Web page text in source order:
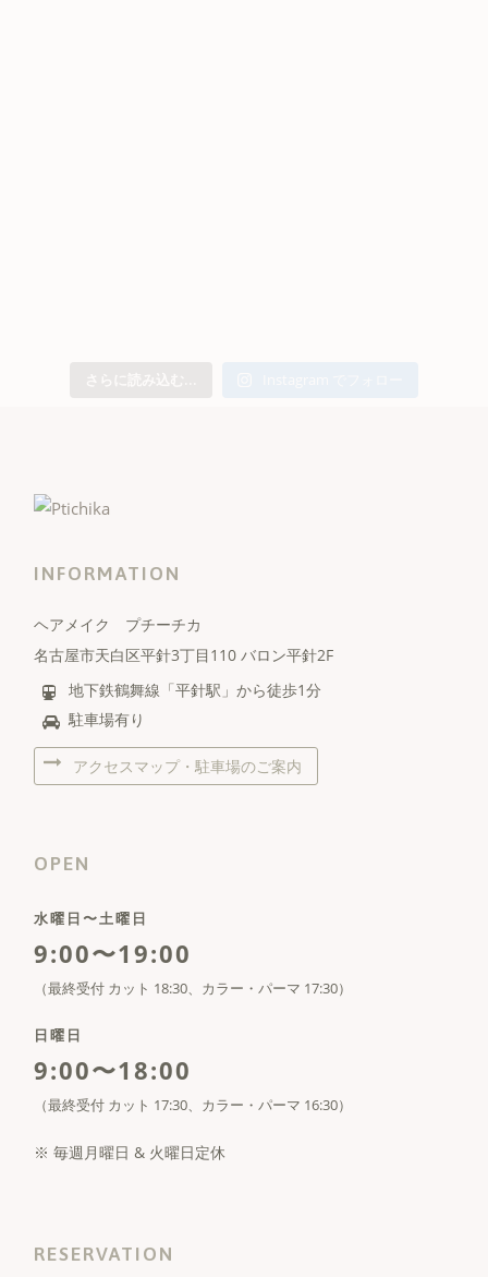
INFORMATION
ヘアメイク プチーチカ
名古屋市天白区平針3丁目110 バロン平針2F
地下鉄鶴舞線「平針駅」から徒歩1分
駐車場有り
アクセスマップ・駐車場のご案内
OPEN
水曜日〜土曜日
9:00〜19:00
（最終受付 カット 18:30、カラー・パーマ 17:30）
日曜日
9:00〜18:00
（最終受付 カット 17:30、カラー・パーマ 16:30）
※ 毎週月曜日 & 火曜日定休
RESERVATION